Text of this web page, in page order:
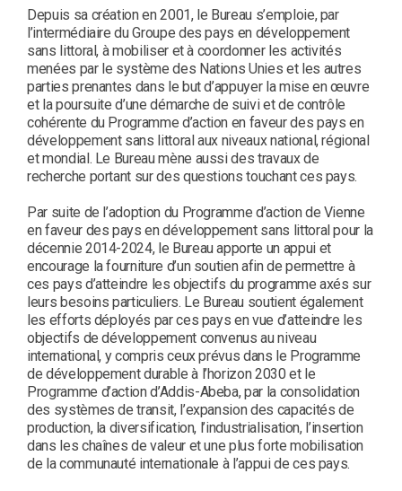
Depuis sa création en 2001, le Bureau s’emploie, par
l’intermédiaire du Groupe des pays en développement
sans littoral, à mobiliser et à coordonner les activités
menées par le système des Nations Unies et les autres
parties prenantes dans le but d’appuyer la mise en œuvre
et la poursuite d’une démarche de suivi et de contrôle
cohérente du Programme d’action en faveur des pays en
développement sans littoral aux niveaux national, régional
et mondial. Le Bureau mène aussi des travaux de
recherche portant sur des questions touchant ces pays.
Par suite de l’adoption du Programme d’action de Vienne
en faveur des pays en développement sans littoral pour la
décennie 2014-2024, le Bureau apporte un appui et
encourage la fourniture d’un soutien afin de permettre à
ces pays d’atteindre les objectifs du programme axés sur
leurs besoins particuliers. Le Bureau soutient également
les efforts déployés par ces pays en vue d’atteindre les
objectifs de développement convenus au niveau
international, y compris ceux prévus dans le Programme
de développement durable à l’horizon 2030 et le
Programme d’action d’Addis-Abeba, par la consolidation
des systèmes de transit, l’expansion des capacités de
production, la diversification, l’industrialisation, l’insertion
dans les chaînes de valeur et une plus forte mobilisation
de la communauté internationale à l’appui de ces pays.